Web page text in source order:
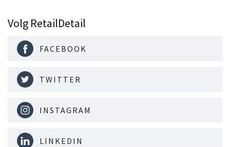
Volg RetailDetail
FACEBOOK
TWITTER
INSTAGRAM
LINKEDIN